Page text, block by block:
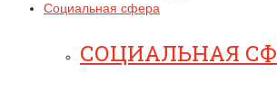
Социальная сфера
СОЦИАЛЬНАЯ